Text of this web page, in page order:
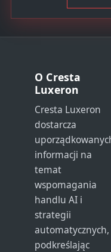
O Cresta
Luxeron
Cresta Luxeron
dostarcza
informacji na
temat
wspomagania
handlu AI i
strategii
automatycznych,
podkreślając